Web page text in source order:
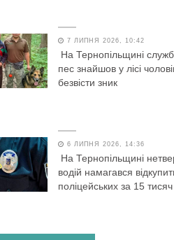
7 ЛИПНЯ 2026, 10:42
На Тернопільщині
пес знайшов у лісі
безвісти зник
6 ЛИПНЯ 2026, 14:36
На Тернопільщині
водій намагався
поліцейських за 15